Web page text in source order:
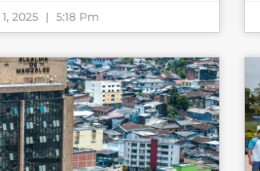
2025 5:18 Pm